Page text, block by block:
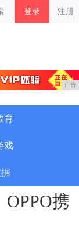
登录 注册
广告
育
戏
携